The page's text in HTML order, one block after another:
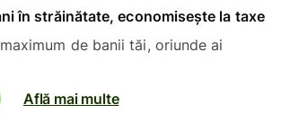
în străinătate, economisește la taxe
de banii tăi, oriunde ai
Află mai multe